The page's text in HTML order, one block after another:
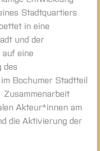
Stadtquartiers
in eine
und der
eine
des
Bochumer Stadtteil
Zusammenarbeit
Akteur*innen am
die Aktivierung der